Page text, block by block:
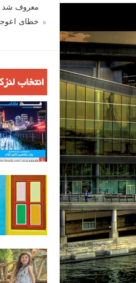
معروف شد
خطای
انتخاب